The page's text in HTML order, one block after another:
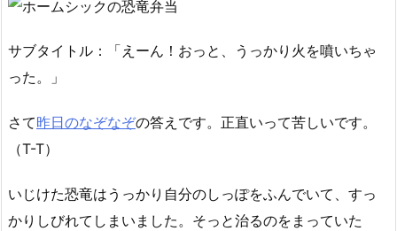
サブタイトル：「えーん！おっと、うっかり火を噴いちゃ
った。」
さて昨日のなぞなぞの答えです。正直いって苦しいです。
（T-T）
いじけた恐竜はうっかり自分のしっぽをふんでいて、すっ
かりしびれてしまいました。そっと治るのをまっていた